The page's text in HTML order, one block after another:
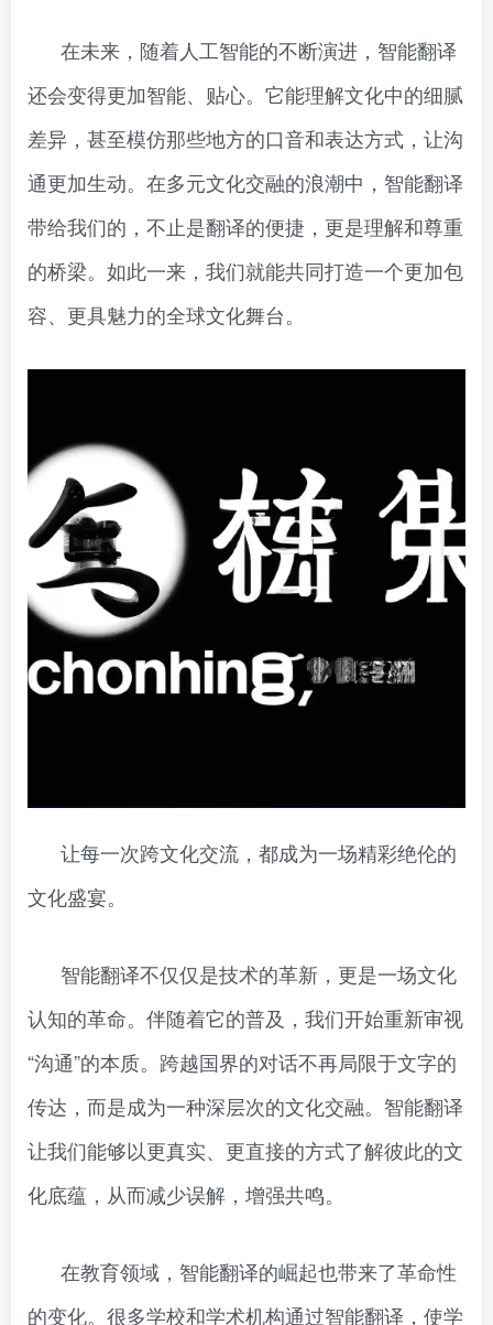
在未来，随着人工智能的不断演进，智能翻译
还会变得更加智能、贴心。它能理解文化中的细腻
差异，甚至模仿那些地方的口音和表达方式，让沟
通更加生动。在多元文化交融的浪潮中，智能翻译
带给我们的，不止是翻译的便捷，更是理解和尊重
的桥梁。如此一来，我们就能共同打造一个更加包
容、更具魅力的全球文化舞台。
让每一次跨文化交流，都成为一场精彩绝伦的
文化盛宴。
智能翻译不仅仅是技术的革新，更是一场文化
认知的革命。伴随着它的普及，我们开始重新审视
“沟通”的本质。跨越国界的对话不再局限于文字的
传达，而是成为一种深层次的文化交融。智能翻译
让我们能够以更真实、更直接的方式了解彼此的文
化底蕴，从而减少误解，增强共鸣。
在教育领域，智能翻译的崛起也带来了革命性
的变化。很多学校和学术机构通过智能翻译，使学